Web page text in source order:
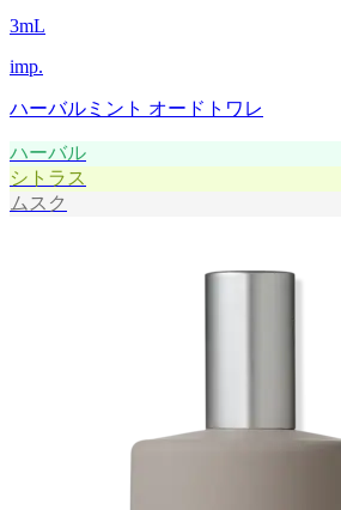
3mL
imp.
ハーバルミント オードトワレ
ハーバル
シトラス
ムスク